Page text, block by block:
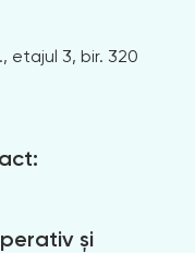
etajul 3, bir. 320
și